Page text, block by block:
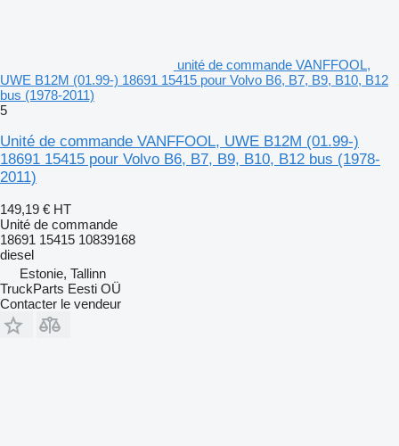
unité de commande VANFFOOL,
UWE B12M (01.99-) 18691 15415 pour Volvo B6, B7, B9, B10, B12
bus (1978-2011)
5
Unité de commande VANFFOOL, UWE B12M (01.99-)
18691 15415 pour Volvo B6, B7, B9, B10, B12 bus (1978-
2011)
149,19 € HT
Unité de commande
18691 15415 10839168
diesel
Estonie, Tallinn
TruckParts Eesti OÜ
Contacter le vendeur